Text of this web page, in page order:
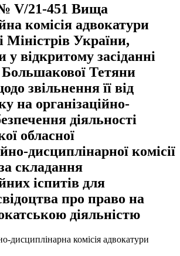
21-451 Вища
комісія адвокатури
Міністрів України,
відкритому засіданні
Тетяни
звільнення її від
на організаційно-
діяльності
обласної
дисциплінарної комісії
складання
іспитів для
про право на
діяльністю
дисциплінарна комісія адвокатури